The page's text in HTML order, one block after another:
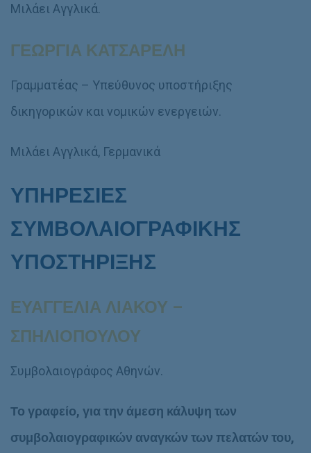
Μιλάει Αγγλικά.
ΓΕΩΡΓΙΑ ΚΑΤΣΑΡΕΛΗ
Γραμματέας – Υπεύθυνος υποστήριξης
δικηγορικών και νομικών ενεργειών.
Μιλάει Αγγλικά, Γερμανικά
ΥΠΗΡΕΣΙΕΣ
ΣΥΜΒΟΛΑΙΟΓΡΑΦΙΚΗΣ
ΥΠΟΣΤΗΡΙΞΗΣ
ΕΥΑΓΓΕΛΙΑ ΛΙΑΚΟΥ –
ΣΠΗΛΙΟΠΟΥΛΟΥ
Συμβολαιογράφος Αθηνών.
Το γραφείο, για την άμεση κάλυψη των
συμβολαιογραφικών αναγκών των πελατών του,